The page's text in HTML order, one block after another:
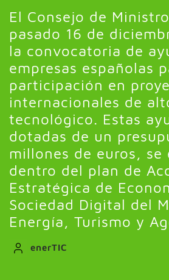
El Consejo de
pasado 16 de
la convocatoria de
empresas españolas
participación en
internacionales de
tecnológico. Estas
dotadas de un
millones de euros, se
dentro del plan de
Estratégica de
Sociedad Digital del
Energía, Turismo y
enerTIC